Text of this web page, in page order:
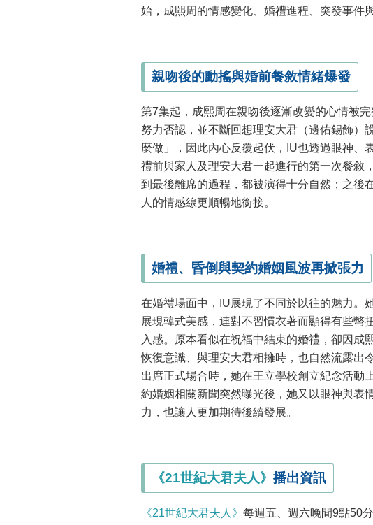
始，成熙周的情感變化、婚禮進程、突發事件
親吻後的動搖與婚前餐敘情緒爆發
第7集起，成熙周在親吻後逐漸改變的心情被
努力否認，並不斷回想理安大君（邊佑錫飾）
麼做」，因此內心反覆起伏，IU也透過眼神、
禮前與家人及理安大君一起進行的第一次餐敘
到最後離席的過程，都被演得十分自然；之後
人的情感線更順暢地銜接。
婚禮、昏倒與契約婚姻風波再掀張力
在婚禮場面中，IU展現了不同於以往的魅力。
展現韓式美感，連對不習慣衣著而顯得有些彆
入感。原本看似在祝福中結束的婚禮，卻因成
恢復意識、與理安大君相擁時，也自然流露出
出席正式場合時，她在王立學校創立紀念活動
約婚姻相關新聞突然曝光後，她又以眼神與表
力，也讓人更加期待後續發展。
《21世紀大君夫人》 播出資訊
《21世紀大君夫人》 每週五、週六晚間9點50分